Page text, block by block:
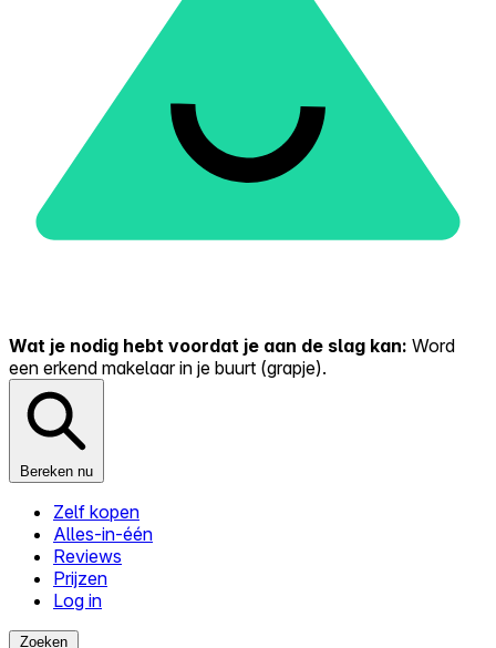
Wat je nodig hebt voordat je aan de slag kan: Word
een erkend makelaar in je buurt (grapje).
Bereken nu
Zelf kopen
Alles-in-één
Reviews
Prijzen
Log in
Zoeken